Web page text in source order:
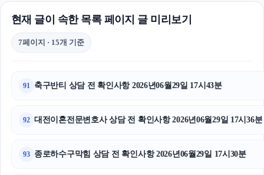
현재 글이 속한 목록 페이지 글 미리보기
7페이지 · 15개 기준
91 축구반티 상담 전 확인사항 2026년06월29일 17시43분
92 대전이혼전문변호사 상담 전 확인사항 2026년06월29일 17시36분
93 종로하수구막힘 상담 전 확인사항 2026년06월29일 17시30분